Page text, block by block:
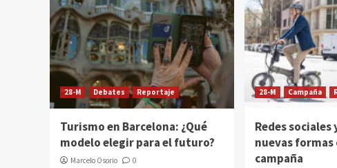
28-M Debates Reportaje
Turismo en Barcelona: ¿Qué
modelo elegir para el futuro?
Marcelo Osorio 0
28-M Campaña
Redes
nuevas formas
campaña